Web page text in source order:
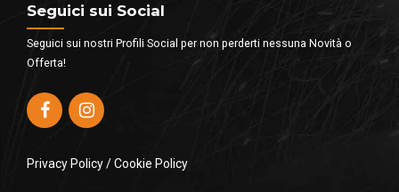
Seguici sui Social
Seguici sui nostri Profili Social per non perderti nessuna Novità o
Offerta!
Privacy Policy/Cookie Policy